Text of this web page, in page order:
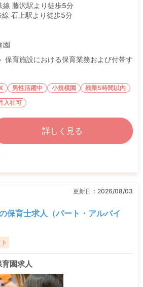
線 藤沢駅より徒歩5分
石上駅より徒歩5分
園
保育施設における保育業務および付帯す
男性活躍中 小規模園
残業5時間以内
入社可
詳しく見る
更新日： 2026/08/03
保育士求人（パート・アルバイ
園求人